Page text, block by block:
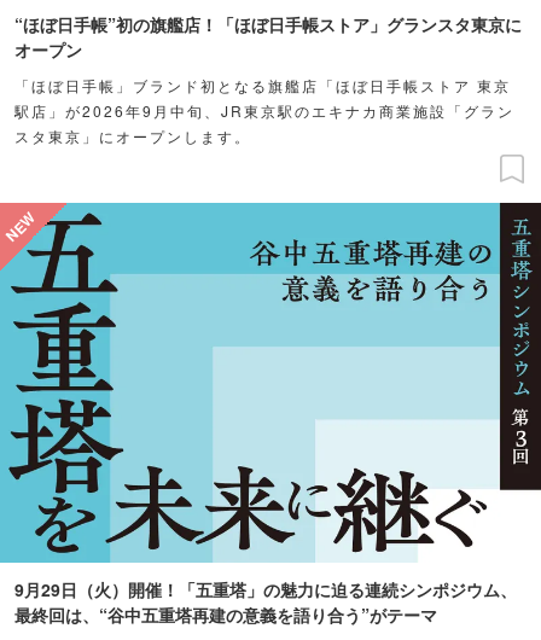
“ほぼ日手帳”初の旗艦店！「ほぼ日手帳ストア」グランスタ東京に
オープン
「ほぼ日手帳」ブランド初となる旗艦店「ほぼ日手帳ストア 東京
駅店」が2026年9月中旬、JR東京駅のエキナカ商業施設「グラン
スタ東京」にオープンします。
9月29日（火）開催！「五重塔」の魅力に迫る連続シンポジウム、
最終回は、“谷中五重塔再建の意義を語り合う”がテーマ